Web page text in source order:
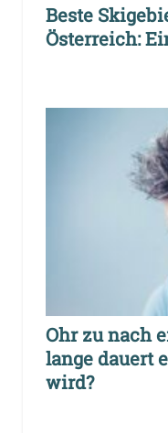
Beste
Österreich:
Ohr zu nach
lange dauert
wird?